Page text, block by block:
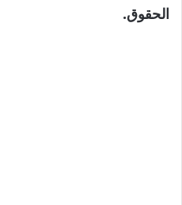
الحقوق.